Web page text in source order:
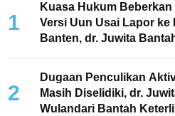
1
Kuasa Hukum
Versi Uun Usai Lapor ke
Banten, dr. Juwita
2
Dugaan Penculikan
Masih Diselidiki, dr.
Wulandari Bantah